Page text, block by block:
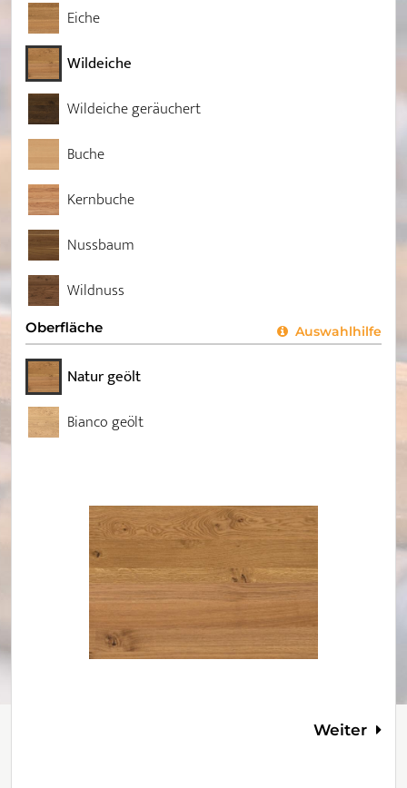
Eiche
Wildeiche
Wildeiche geräuchert
Buche
Kernbuche
Nussbaum
Wildnuss
Oberfläche Auswahlhilfe
Natur geölt
Bianco geölt
Weiter